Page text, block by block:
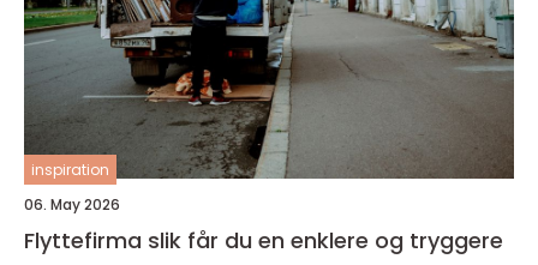
inspiration
06. May 2026
Flyttefirma slik får du en enklere og tryggere